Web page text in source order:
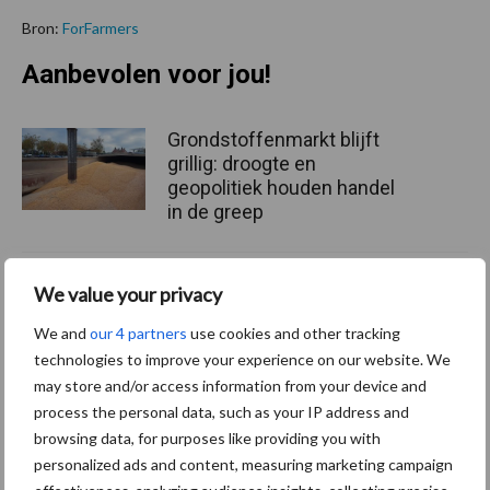
We value your privacy
We and our 4 partners use cookies and other tracking
technologies to improve your experience on our website. We
may store and/or access information from your device and
process the personal data, such as your IP address and
browsing data, for purposes like providing you with
personalized ads and content, measuring marketing campaign
Bron: ForFarmers
Aanbevolen voor jou!
Grondstoffenmarkt blijft
grillig: droogte en
geopolitiek houden handel
in de greep
De speenhuid: een vaak
onderschatte risicofactor
voor mastitis
ForFarmers ziet volume en
marktaandeel groeien in
krimpende Nederlandse